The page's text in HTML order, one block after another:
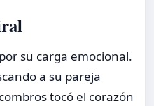
su carga emocional.
a su pareja
tocó el corazón